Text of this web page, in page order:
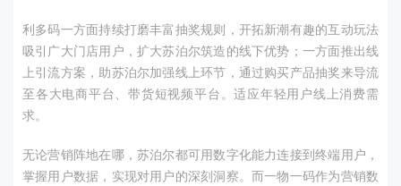
利多码一方面持续打磨丰富抽奖规则，开拓新潮有趣的互动玩法
吸引广大门店用户，扩大苏泊尔筑造的线下优势；一方面推出线
上引流方案，助苏泊尔加强线上环节，通过购买产品抽奖来导流
至各大电商平台、带货短视频平台。适应年轻用户线上消费需
求。
无论营销阵地在哪，苏泊尔都可用数字化能力连接到终端用户，
掌握用户数据，实现对用户的深刻洞察。而一物一码作为营销数